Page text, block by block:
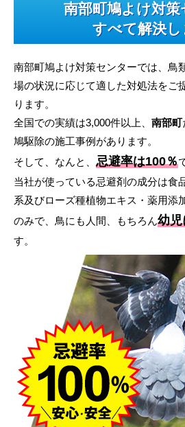
南部町鳩よけ対
すべて解決し
南部町鳩よけ対策センターでは、鳥
場の状況に応じて適した対処法をご
ります。
全国での実績は3,000件以上、 南部町
鳩駆除の施工事例があります。
そして、なんと、 忌避率は100％
当社が使っている忌避剤の成分は食
系及びローズ種植物エキス・薬用添
のみで、鳥にも人間、もちろん幼児
す。